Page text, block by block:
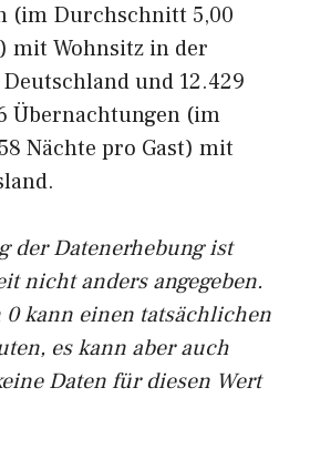
(im Durchschnitt 5,00
mit Wohnsitz in der
und 12.429
Übernachtungen (im
Nächte pro Gast) mit
der Datenerhebung ist
nicht anders angegeben.
0 kann einen tatsächlichen
es kann aber auch
Daten für diesen Wert